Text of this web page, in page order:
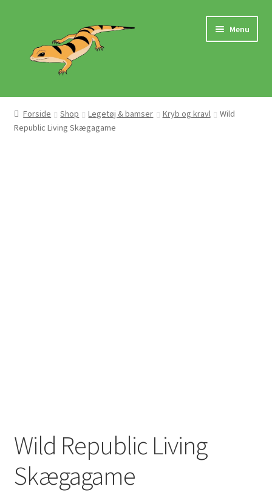
navigation
indhold
Menu
Hjem
Butik
Forside Shop Legetøj & bamser Kryb og kravl
Wild
Republic Living Skægagame
Wild Republic Living
Skægagame